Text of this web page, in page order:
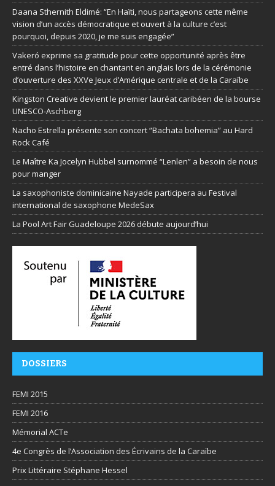
Daana Sthernith Eldimé: “En Haïti, nous partageons cette même
vision d’un accès démocratique et ouvert à la culture c’est
pourquoi, depuis 2020, je me suis engagée”
Vakeró exprime sa gratitude pour cette opportunité après être
entré dans l’histoire en chantant en anglais lors de la cérémonie
d’ouverture des XXVe Jeux d’Amérique centrale et de la Caraïbe
Kingston Creative devient le premier lauréat caribéen de la bourse
UNESCO-Aschberg
Nacho Estrella présente son concert “Bachata bohemia” au Hard
Rock Café
Le Maître Ka Jocelyn Hubbel surnommé “Lenlen” a besoin de nous
pour manger
La saxophoniste dominicaine Nayade participera au Festival
international de saxophone MedeSax
La Pool Art Fair Guadeloupe 2026 débute aujourd’hui
DOSSIERS
FEMI 2015
FEMI 2016
Mémorial ACTe
4e Congrès de l’Association des Écrivains de la Caraïbe
Prix Littéraire Stéphane Hessel